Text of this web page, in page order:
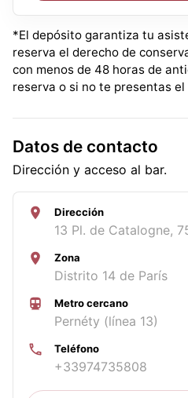
*El depósito garantiza tu
reserva el derecho de
con menos de 48 horas de
reserva o si no te presentas el
Datos de contacto
Dirección y acceso al bar.
Dirección
13 Pl. de Catalogne,
Zona
Distrito 14 de París
Metro cercano
Pernéty (línea 13)
Teléfono
+33974735808